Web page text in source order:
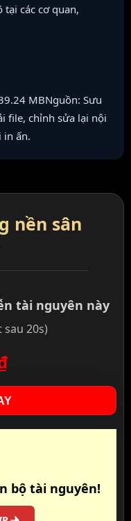
các cơ quan,
MBNguồn: Sưu
file, chỉnh sửa lại nội
in ấn.
nền sân
tài nguyên này
20s)
bộ tài nguyên!